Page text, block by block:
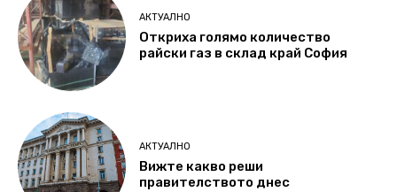
АКТУАЛНО
Откриха голямо количество
райски газ в склад край София
АКТУАЛНО
Вижте какво реши
правителството днес